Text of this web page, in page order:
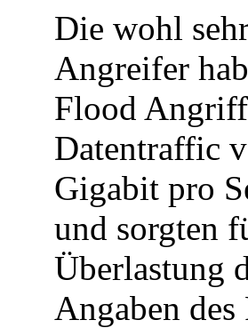
Die wohl
Angreifer
Flood
Datentraffic
Gigabit pro
und sorgten
Überlastung
Angaben